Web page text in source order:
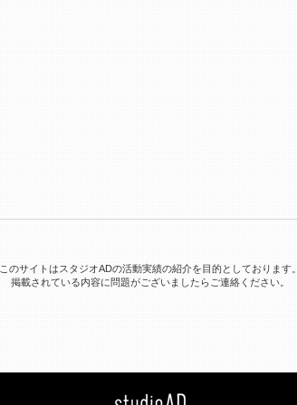
このサイトはスタジオADの活動実績の紹介を目的としております。
掲載されている内容に問題がございましたらご連絡ください。